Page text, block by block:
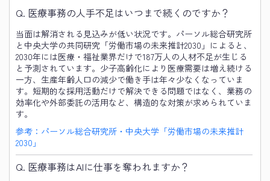
Q. 医療事務の人手不足はいつまで続くのですか？
当面は解消される見込みが低い状況です。パーソル総合研究所
と中央大学の共同研究「労働市場の未来推計2030」によると、
2030年には医療・福祉業界だけで187万人の人材不足が生じる
と予測されています。少子高齢化により医療需要は増え続ける
一方、生産年齢人口の減少で働き手は年々少なくなっていま
す。短期的な採用活動だけで解決できる問題ではなく、業務の
効率化や外部委託の活用など、構造的な対策が求められていま
す。
参考：パーソル総合研究所・中央大学「労働市場の未来推計
2030」
Q. 医療事務はAIに仕事を奪われますか？